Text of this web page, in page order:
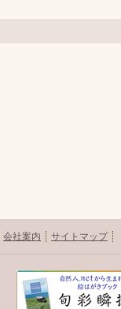
会社案内 サイトマップ